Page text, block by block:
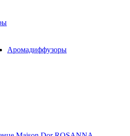
Аромадиффузоры